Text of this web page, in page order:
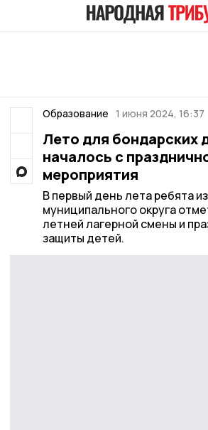
Образование 1 июня 2024, 16:37
Лето для бондарских
началось с
мероприятия
В первый день лета ребята
муниципального округа
летней лагерной смены и
защиты детей.